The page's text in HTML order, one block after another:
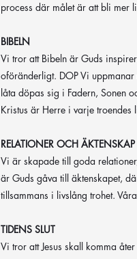
process där målet är att bli mer
BIBELN
Vi tror att Bibeln är Guds
oföränderligt. DOP Vi
låta döpas sig i Fadern, Sonen
Kristus är Herre i varje
RELATIONER OCH ÄKTENSKAP
Vi är skapade till goda
är Guds gåva till äktenskapet,
tillsammans i livslång trohet.
TIDENS SLUT
Vi tror att Jesus skall komma